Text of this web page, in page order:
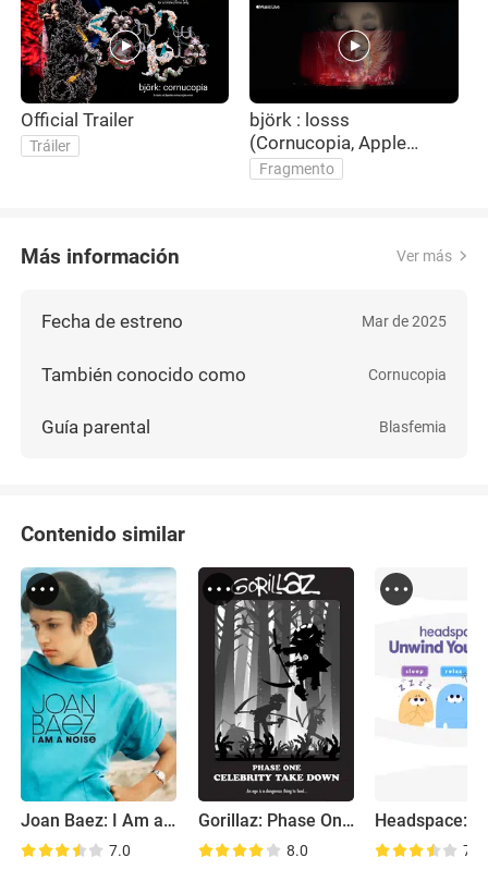
Official Trailer
Tráiler
björk : losss
(Cornucopia, Apple
Music Live)
Fragmento
Más información Ver más
Fecha de estreno Mar de 2025
También conocido como Cornucopia
Guía parental Blasfemia
Contenido similar
Joan Baez: I Am a Noise
7.0
Gorillaz: Phase One - Celebrity Take Down
8.0 7.1